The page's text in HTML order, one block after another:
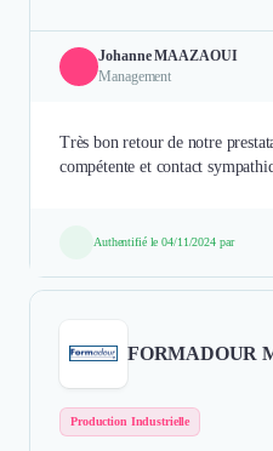
Johanne MAAZAOUI
Management
Très bon retour de notre
compétente et contact
Authentifié le 04/11/2024 par
FORMADOUR
Production Industrielle